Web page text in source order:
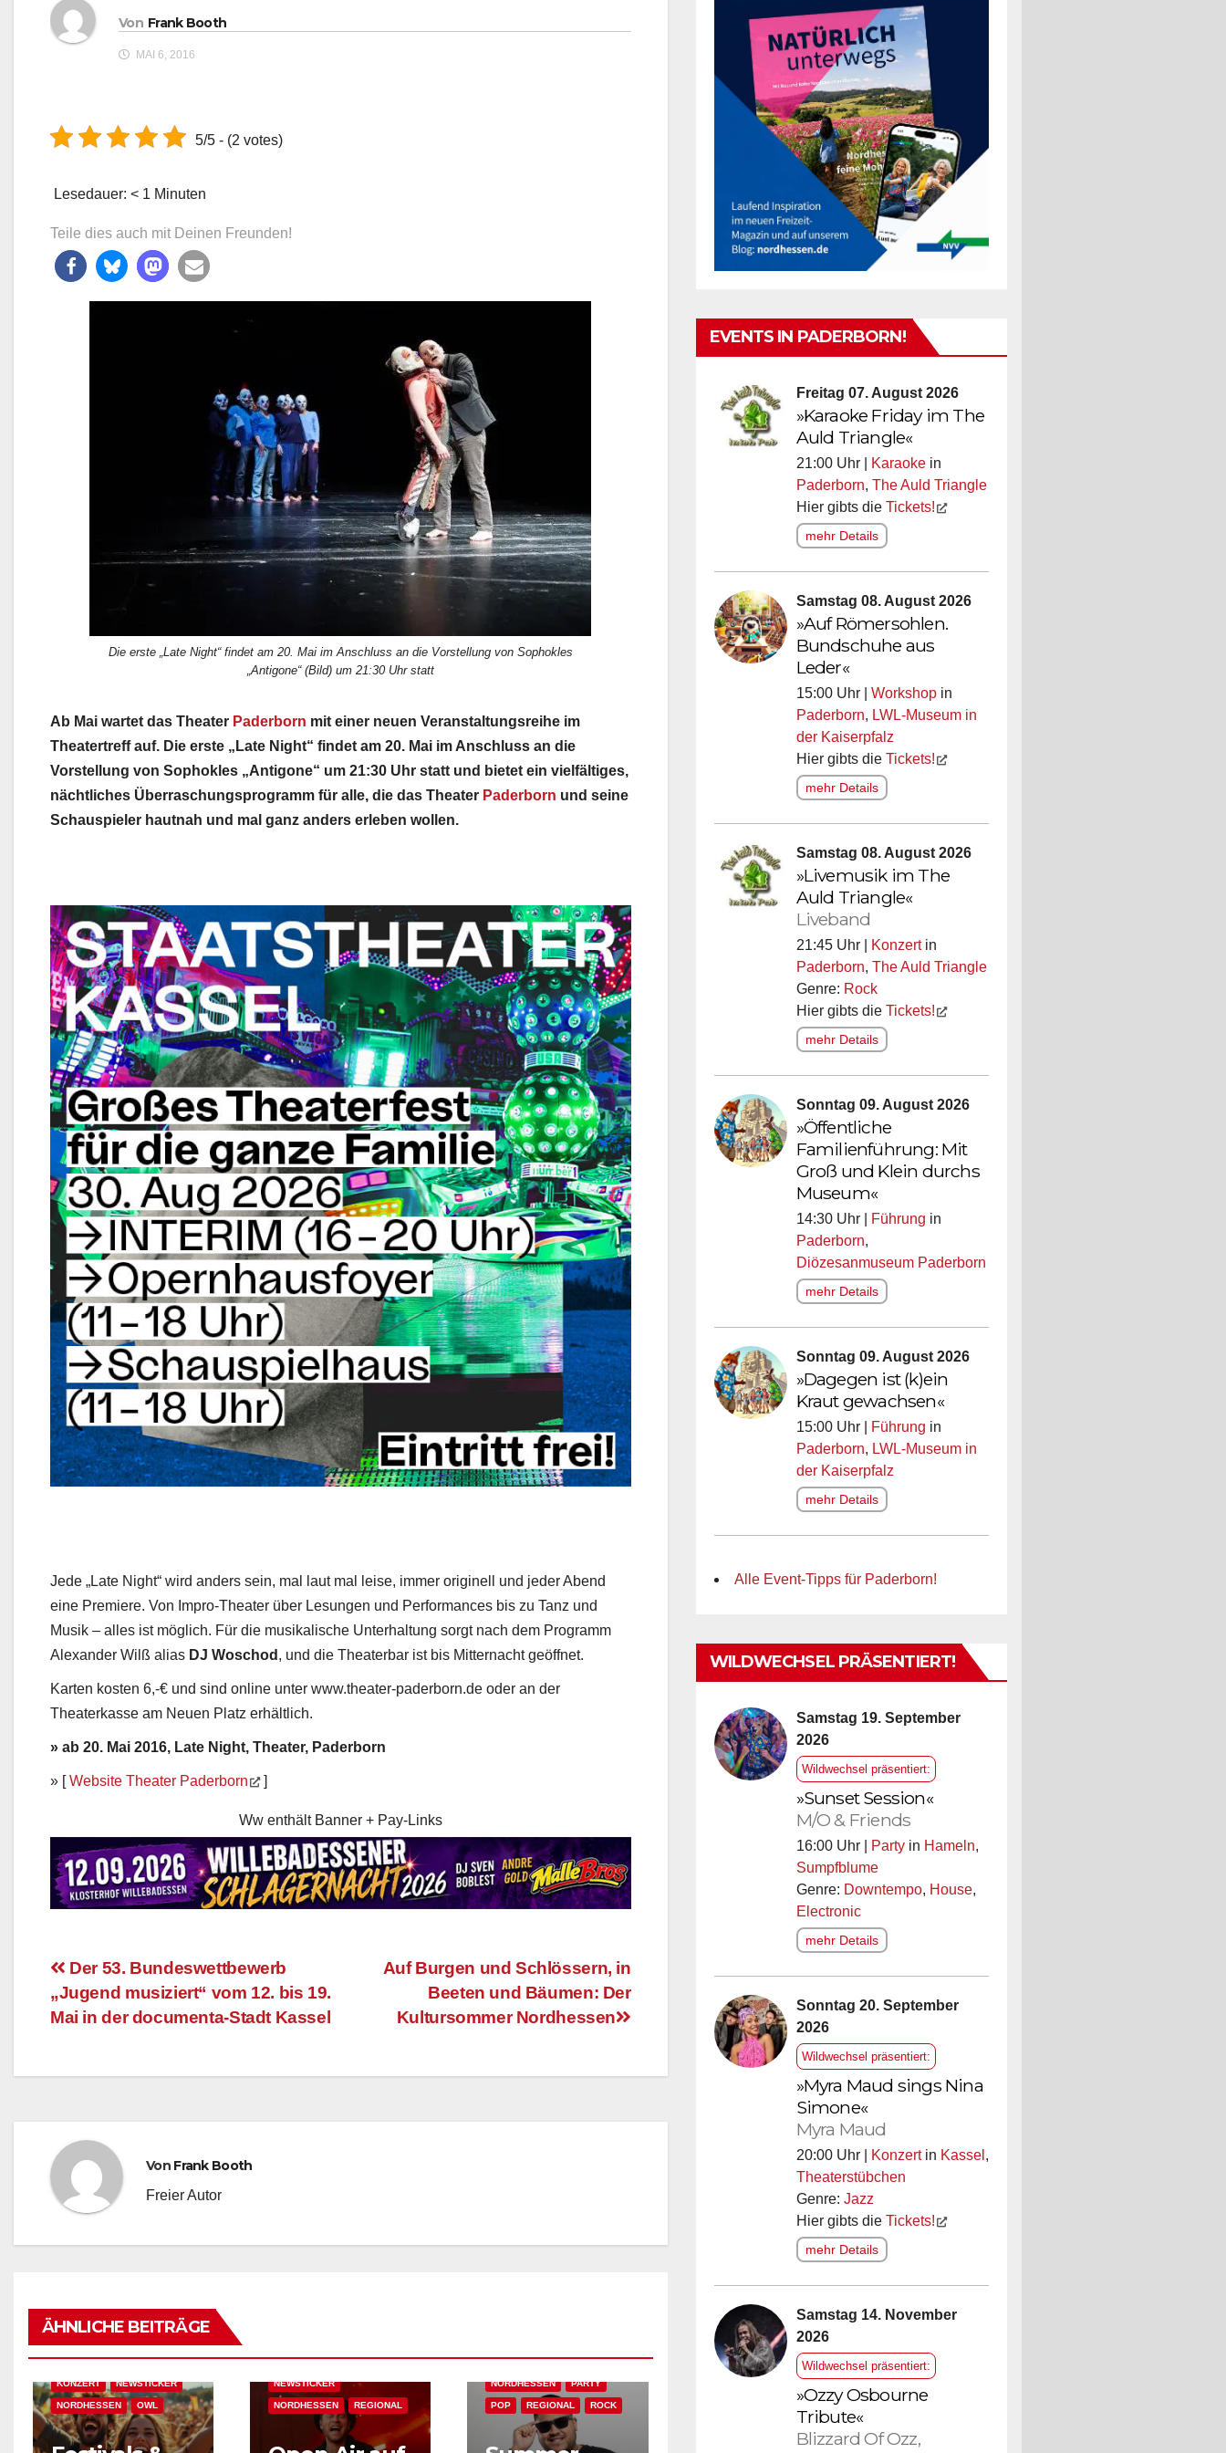
Von Frank Booth
MAI 6, 2016
5/5 - (2 votes)
Lesedauer: < 1 Minuten
Teile dies auch mit Deinen Freunden!
Die erste „Late Night“ findet am 20. Mai im Anschluss an die Vorstellung von Sophokles
„Antigone“ (Bild) um 21:30 Uhr statt
Ab Mai wartet das Theater Paderborn mit einer neuen Veranstaltungsreihe im
Theatertreff auf. Die erste „Late Night“ findet am 20. Mai im Anschluss an die
Vorstellung von Sophokles „Antigone“ um 21:30 Uhr statt und bietet ein vielfältiges,
nächtliches Überraschungsprogramm für alle, die das Theater Paderborn und seine
Schauspieler hautnah und mal ganz anders erleben wollen.
Jede „Late Night“ wird anders sein, mal laut mal leise, immer originell und jeder Abend
eine Premiere. Von Impro-Theater über Lesungen und Performances bis zu Tanz und
Musik – alles ist möglich. Für die musikalische Unterhaltung sorgt nach dem Programm
Alexander Wilß alias DJ Woschod , und die Theaterbar ist bis Mitternacht geöffnet.
Karten kosten 6,-€ und sind online unter www.theater-paderborn.de oder an der
Theaterkasse am Neuen Platz erhältlich.
» ab 20. Mai 2016, Late Night, Theater, Paderborn
» [Website Theater Paderborn ]
Ww enthält Banner + Pay-Links
Beitragsnavigation
Auf Burgen und Schlössern, in
Beeten und Bäumen: Der
Kultursommer Nordhessen
Der 53. Bundeswettbewerb
„Jugend musiziert“ vom 12. bis 19.
Mai in der documenta-Stadt Kassel
Von Frank Booth
Freier Autor
ÄHNLICHE BEITRÄGE
FESTIVAL & OPEN AIR
KONZERT NEWSTICKER
NORDHESSEN OWL
KASSEL KONZERT
NEWSTICKER
NORDHESSEN REGIONAL
NEWSTICKER
NORDHESSEN PARTY
POP REGIONAL ROCK
EVENTS IN PADERBORN!
Freitag 07. August 2026
»Karaoke Friday im The
Auld Triangle«
21:00 Uhr | Karaokein
Paderborn, The Auld Triangle
Hier gibts die Tickets!
mehr Details
Samstag 08. August 2026
»Auf Römersohlen.
Bundschuhe aus
Leder«
15:00 Uhr | Workshopin
Paderborn, LWL-Museum in
der Kaiserpfalz
Hier gibts die Tickets!
mehr Details
Samstag 08. August 2026
»Livemusik im The
Auld Triangle«
Liveband
21:45 Uhr | Konzertin
Paderborn, The Auld Triangle
Genre: Rock
Hier gibts die Tickets!
mehr Details
Sonntag 09. August 2026
»Öffentliche
Familienführung: Mit
Groß und Klein durchs
Museum«
14:30 Uhr | Führung in
Paderborn,
Diözesanmuseum Paderborn
mehr Details
Sonntag 09. August 2026
»Dagegen ist (k)ein
Kraut gewachsen«
15:00 Uhr | Führung in
Paderborn, LWL-Museum in
der Kaiserpfalz
mehr Details
Alle Event-Tipps für Paderborn!
WILDWECHSEL PRÄSENTIERT!
Samstag 19. September
2026
Wildwechsel präsentiert:
»Sunset Session«
M/O & Friends
16:00 Uhr | Partyin Hameln,
Sumpfblume
Genre: Downtempo, House,
Electronic
mehr Details
Sonntag 20. September
2026
Wildwechsel präsentiert:
»Myra Maud sings Nina
Simone«
Myra Maud
20:00 Uhr | Konzertin Kassel ,
Theaterstübchen
Genre: Jazz
Hier gibts die Tickets!
mehr Details
Samstag 14. November
2026
Wildwechsel präsentiert:
»Ozzy Osbourne
Tribute«
Blizzard Of Ozz,